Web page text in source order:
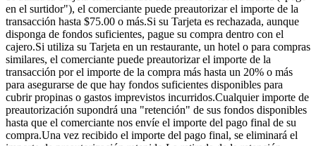
en el surtidor"), el comerciante puede preautorizar el importe de la
transacción hasta $75.00 o más.Si su Tarjeta es rechazada, aunque
disponga de fondos suficientes, pague su compra dentro con el
cajero.Si utiliza su Tarjeta en un restaurante, un hotel o para compras
similares, el comerciante puede preautorizar el importe de la
transacción por el importe de la compra más hasta un 20% o más
para asegurarse de que hay fondos suficientes disponibles para
cubrir propinas o gastos imprevistos incurridos.Cualquier importe de
preautorización supondrá una "retención" de sus fondos disponibles
hasta que el comerciante nos envíe el importe del pago final de su
compra.Una vez recibido el importe del pago final, se eliminará el